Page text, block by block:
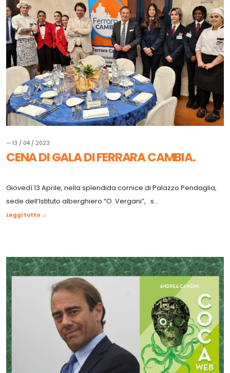
— 13 / 04 / 2023
CENA DI GALA DI FERRARA CAMBIA.
Giovedì 13 Aprile, nella splendida cornice di Palazzo Pendaglia,
sede dell’Istituto alberghiero “O. Vergani”, s...
Leggi tutto →